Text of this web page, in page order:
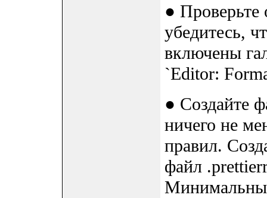
●
убедитесь,
включены
`Editor:
● Создайте
ничего не
правил.
файл